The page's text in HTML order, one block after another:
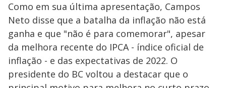
Como em sua última apresentação, Campos
Neto disse que a batalha da inflação não está
ganha e que "não é para comemorar", apesar
da melhora recente do IPCA - índice oficial de
inflação - e das expectativas de 2022. O
presidente do BC voltou a destacar que o